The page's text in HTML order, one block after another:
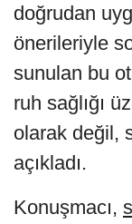
doğrudan
önerileriyle
sunulan bu
ruh sağlığı
olarak değil,
açıkladı.
Konuşmacı,